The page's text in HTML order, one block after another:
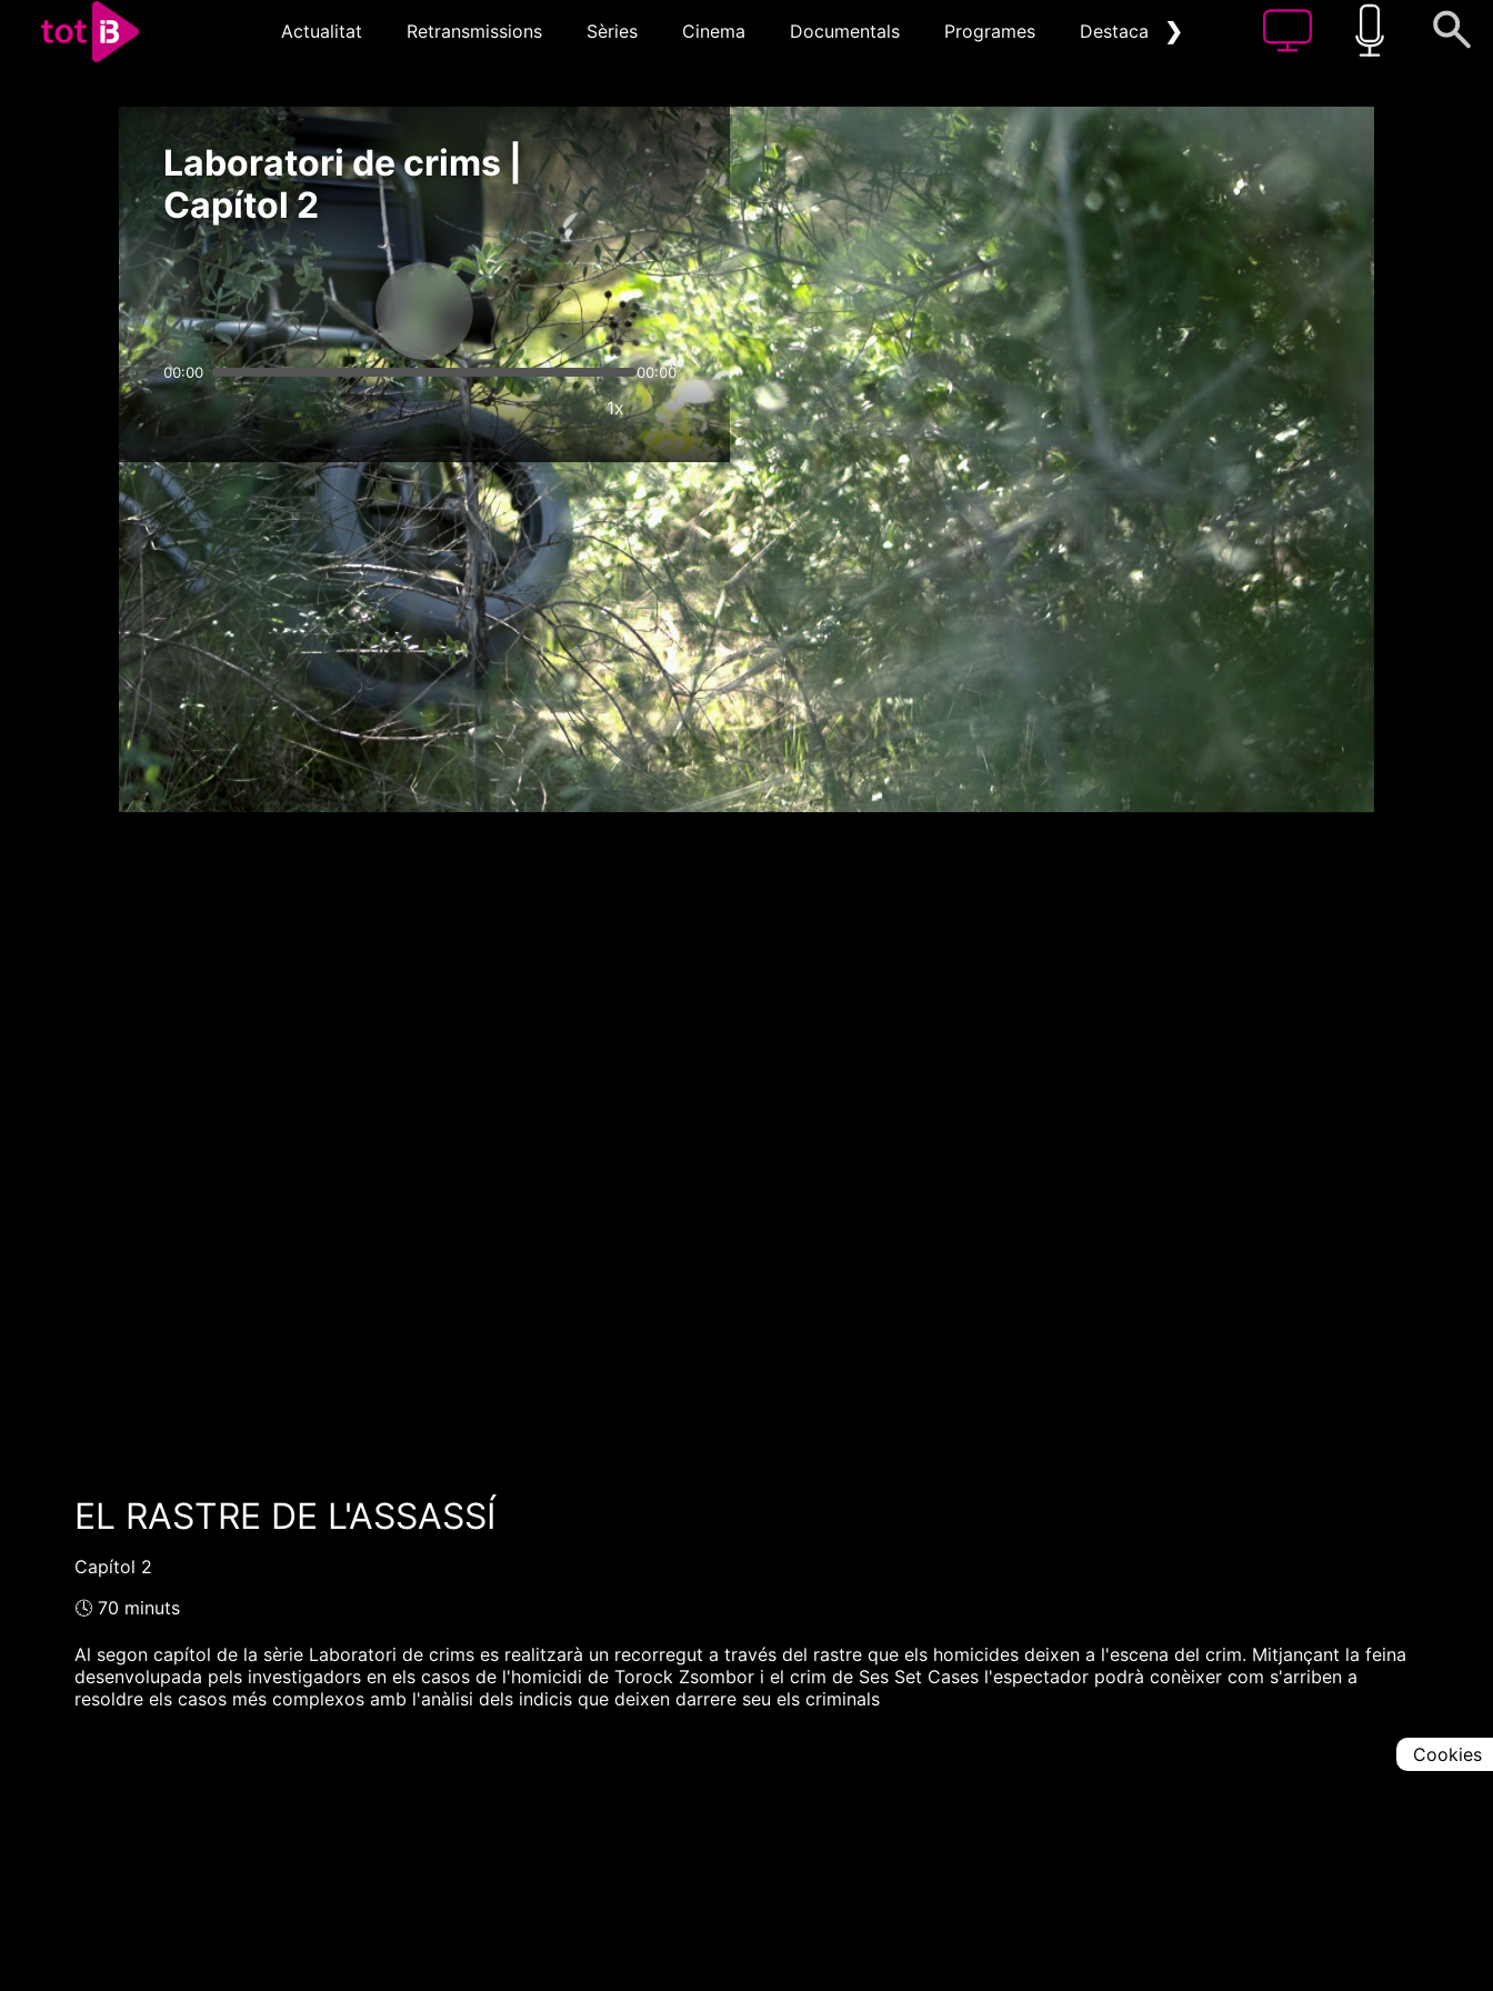
Actualitat Retransmissions Sèries Cinema Documentals Programes Destacat ❯
Laboratori de crims |
Capítol 2
00:00 00:00
1x
EL RASTRE DE L'ASSASSÍ
Capítol 2
🕓 70 minuts
Al segon capítol de la sèrie Laboratori de crims es realitzarà un recorregut a través del rastre que els homicides deixen a l'escena del crim. Mitjançant la feina
desenvolupada pels investigadors en els casos de l'homicidi de Torock Zsombor i el crim de Ses Set Cases l'espectador podrà conèixer com s'arriben a
resoldre els casos més complexos amb l'anàlisi dels indicis que deixen darrere seu els criminals
Cookies